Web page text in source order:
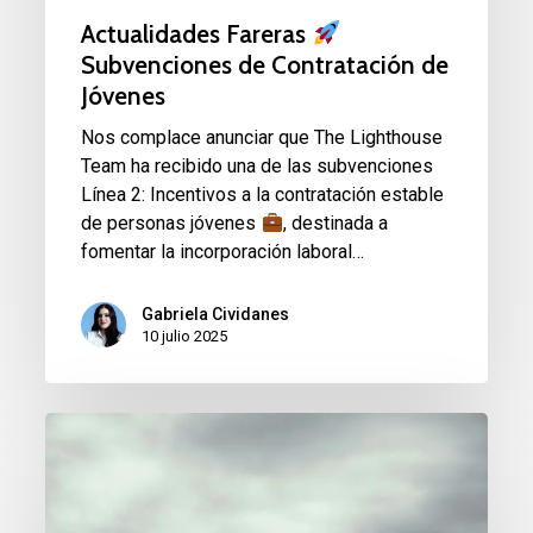
Actualidades Fareras
Subvenciones de Contratación de
Jóvenes
Nos complace anunciar que The Lighthouse
Team ha recibido una de las subvenciones
Línea 2: Incentivos a la contratación estable
de personas jóvenes
, destinada a
fomentar la incorporación laboral…
Gabriela Cividanes
10 julio 2025